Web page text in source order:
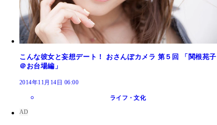
こんな彼女と妄想デート！ おさんぽカメラ 第５回 「関根苑子
＠お台場編」
2014年11月14日 06:00
ライフ・文化